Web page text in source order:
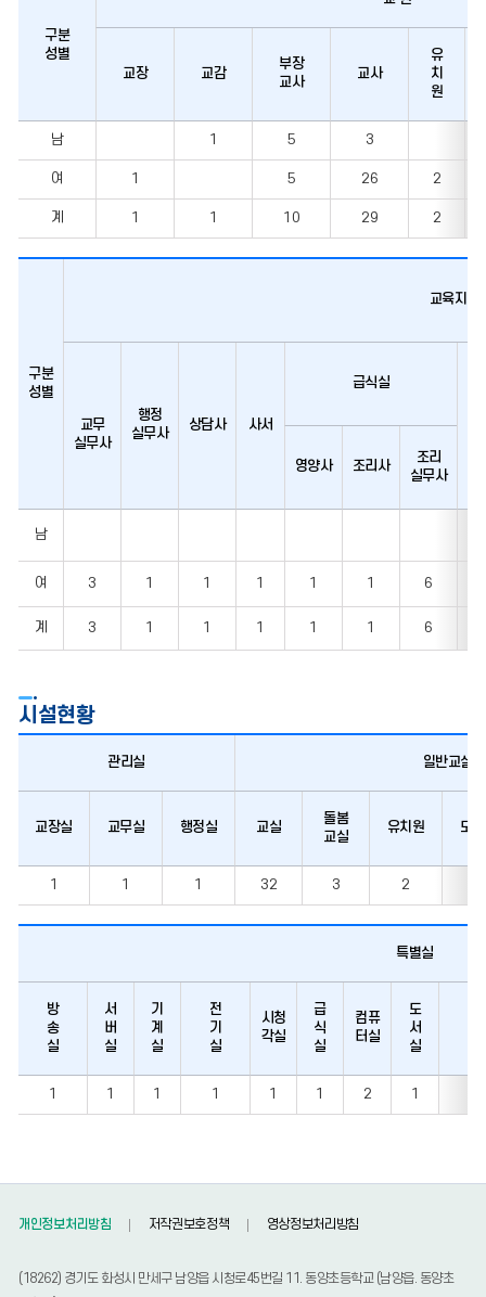
교직원
구분
성별
교장 교감
부장
교사
교사
유
치
원
남 1 5 3
여 1 5 26 2
계 1 1 10 29 2
현황
구분
성별
교육지원
교무
실무사
행정
실무사
상담사 사서
급식실
영양사 조리사
조리
실무사
남
여 3 1 1 1 1 1 6
계 3 1 1 1 1 1 6
시설현황
교직원
관리실 일반교실
교장실 교무실 행정실 교실
돌봄
교실
유치원 도
1 1 1 32 3 2
교직원
특별실
방
송
실
서
버
실
기
계
실
전
기
실
시청
각실
급
식
실
컴퓨
터실
도
서
실
1 1 1 1 1 1 2 1
개인정보처리방침 저작권보호정책 영상정보처리방침
(18262) 경기도 화성시 만세구 남양읍 시청로45번길 11. 동양초등학교 (남양읍. 동양초